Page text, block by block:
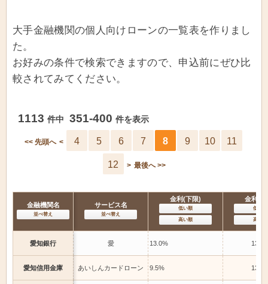
大手金融機関の個人向けローンの一覧表を作りまし
た。
お好みの条件で検索できますので、申込前にぜひ比
較されてみてください。
1113 件中 351-400 件を表示
<< 先頭へ < 4 5 6 7 8 9 10 11
12 > 最後へ >>
金融機関名
並べ替え
サービス名
並べ替え
金利(下限)
低い順
高い順
金利(上
低い順
高い順
愛知銀行
愛知信用金庫
愛 13.0%
あいしんカードローン 9.5%